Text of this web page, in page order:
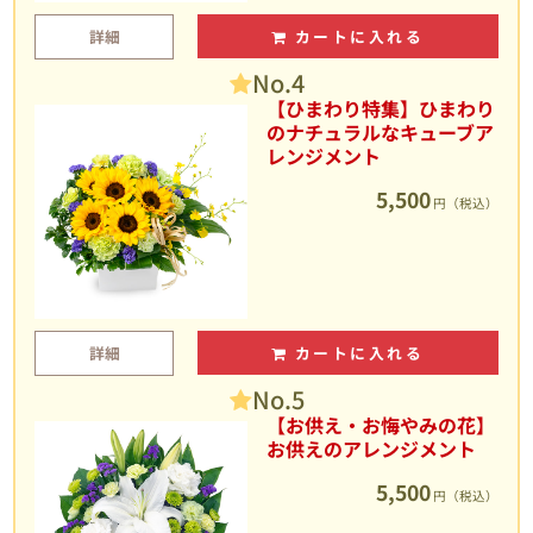
詳細 カートに入れる
No.4
【ひまわり特集】ひまわり
のナチュラルなキューブア
レンジメント
5,500 円（税込）
詳細 カートに入れる
No.5
【お供え・お悔やみの花】
お供えのアレンジメント
5,500 円（税込）